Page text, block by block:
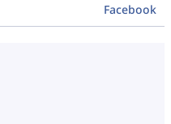
Facebook